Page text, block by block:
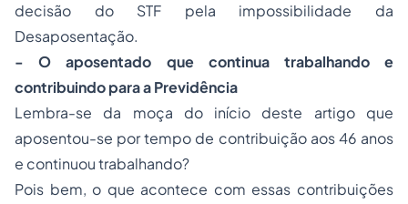
decisão do STF pela impossibilidade da
Desaposentação.
- O aposentado que continua trabalhando e
contribuindo para a Previdência
Lembra-se da moça do início deste artigo que
aposentou-se por tempo de contribuição aos 46 anos
e continuou trabalhando?
Pois bem, o que acontece com essas contribuições